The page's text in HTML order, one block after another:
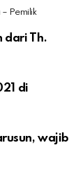
Pemilik
dari Th.
di
wajib